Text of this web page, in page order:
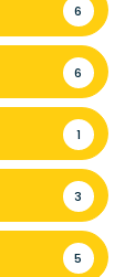
6
6
1
3
5